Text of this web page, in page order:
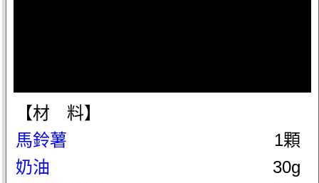
【材 料】
馬鈴薯
1顆
奶油
30g